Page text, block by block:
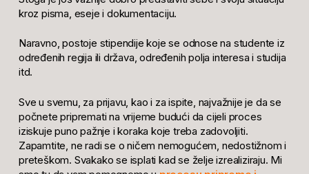
kroz pisma, eseje i dokumentaciju.
Naravno, postoje stipendije koje se odnose na studente iz
određenih regija ili država, određenih polja interesa i studija
itd.
Sve u svemu, za prijavu, kao i za ispite, najvažnije je da se
počnete pripremati na vrijeme budući da cijeli proces
iziskuje puno pažnje i koraka koje treba zadovoljiti.
Zapamtite, ne radi se o ničem nemogućem, nedostižnom i
preteškom. Svakako se isplati kad se želje izrealiziraju. Mi